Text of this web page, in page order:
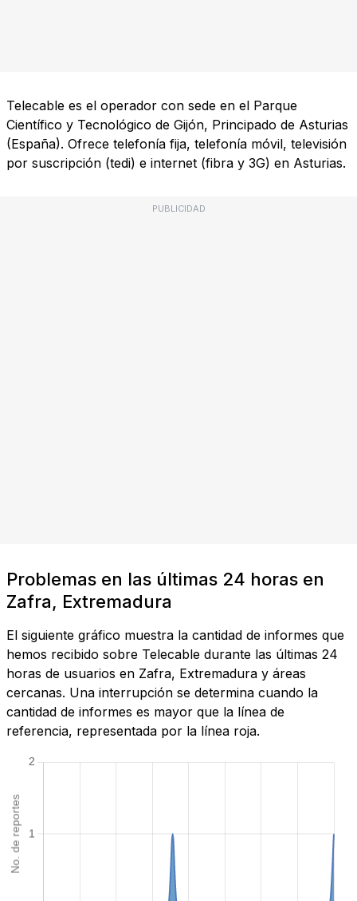
Telecable es el operador con sede en el Parque
Científico y Tecnológico de Gijón, Principado de Asturias
(España). Ofrece telefonía fija, telefonía móvil, televisión
por suscripción (tedi) e internet (fibra y 3G) en Asturias.
PUBLICIDAD
Problemas en las últimas 24 horas en
Zafra, Extremadura
El siguiente gráfico muestra la cantidad de informes que
hemos recibido sobre Telecable durante las últimas 24
horas de usuarios en Zafra, Extremadura y áreas
cercanas. Una interrupción se determina cuando la
cantidad de informes es mayor que la línea de
referencia, representada por la línea roja.